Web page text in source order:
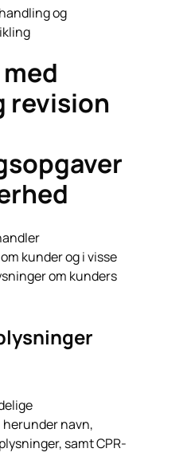
og
revision
kunder og i visse
om kunders
navn,
samt CPR-